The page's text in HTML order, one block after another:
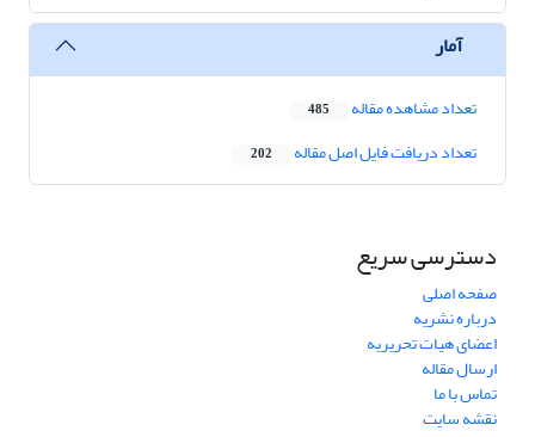
آمار
تعداد مشاهده مقاله 485
تعداد دریافت فایل اصل مقاله 202
دسترسی سریع
صفحه اصلی
درباره نشریه
اعضای هیات تحریریه
ارسال مقاله
تماس با ما
نقشه سایت